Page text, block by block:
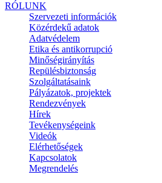
RÓLUNK
Szervezeti információk
Közérdekű adatok
Adatvédelem
Etika és antikorrupció
Minőségirányítás
Repülésbiztonság
Szolgáltatásaink
Pályázatok, projektek
Rendezvények
Hírek
Tevékenységeink
Videók
Elérhetőségek
Kapcsolatok
Megrendelés